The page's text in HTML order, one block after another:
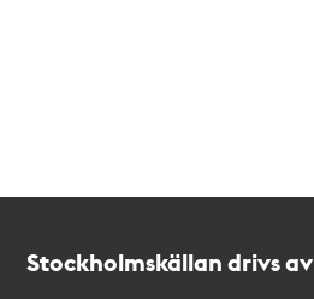
Stockholmskällan drivs av